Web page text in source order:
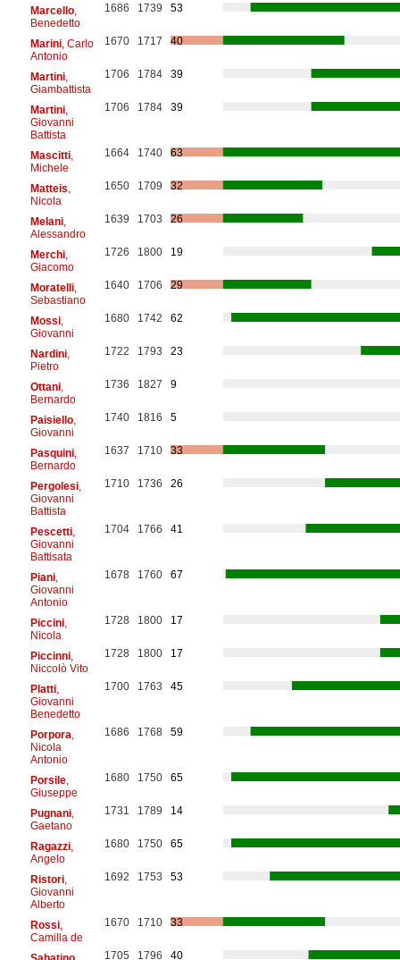
Marcello,
Benedetto
1686 1739 53
Marini, Carlo
Antonio
1670 1717 40
Martini,
Giambattista
1706 1784 39
Martini,
Giovanni
Battista
1706 1784 39
Mascitti,
Michele
1664 1740 63
Matteis
Nicola
1650 1709 32
Melani,
Alessandro
1639 1703 26
Merchi,
Giacomo
1726 1800 19
Moratelli,
Sebastiano
1640 1706 29
Mossi,
Giovanni
1680 1742 62
Nardini,
Pietro
1722 1793 23
Ottani,
Bernardo
1736 1827 9
Paisiello,
Giovanni
1740 1816 5
Pasquini,
Bernardo
1637 1710 33
Pergolesi,
Giovanni
Battista
1710 1736 26
Pescetti,
Giovanni
Battisata
1704 1766 41
Piani,
Giovanni
Antonio
1678 1760 67
Piccini,
Nicola
1728 1800 17
Piccinni,
Niccolò Vito
1728 1800 17
Platti,
Giovanni
Benedetto
1700 1763 45
Porpora
Nicola
Antonio
1686 1768 59
Porsile,
Giuseppe
1680 1750 65
Pugnani,
Gaetano
1731 1789 14
Ragazzi,
Angelo
1680 1750 65
Ristori,
Giovanni
Alberto
1692 1753 53
Rossi,
Camilla de
1670 1710 33
1705 1796 40